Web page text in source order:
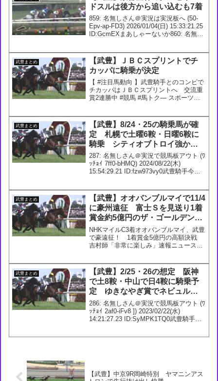
ドスルは後方から追い込むも7着
859: 名無しさん＠実況は実況板へ (50-
Epv-ap-FD3) 2026/01/04(日) 15:33:21.25
ID:GcmEXまあしゃーないか860: 名無し
武豊まとめ
【武豊】ＪＢＣスプリントでチ
カッパに騎乗が決定
【 #注目馬動向 】武豊騎手とのコンビで
チカッパはＪＢＣスプリントへ 交流重
賞2連勝中 #競馬 #馬トク— スポーツ報
へ (Ub...
武豊まとめ
【武豊】8/24・25の騎乗馬が確
定 札幌で土曜6鞍・日曜6鞍に
騎乗 シティオブトロイ強かっ
たから凱旋門賞のアルリファー
が楽しみになる
287: 名無しさん＠実況で競馬板アウト (ﾜ
ｯﾁｮｲ 7ff0-bHMQ) 2024/08/22(木)
15:54:29.21 ID:fzw973vy0武豊騎手今週
武豊まとめ
【武豊】オオバンブルマイで11/4
に豪州遠征 富士Ｓを見送り1着
賞金約5億円のザ・ゴールデンイ
ーグルに出走へ
NHKマイルC3着オオバンブルマイ、武豊
で豪遠征！ 1着賞金5億円の高額決戦
吉村師「非常に楽しみ」速報ニュース公
2023602: 名無し...
武豊まとめ
【武豊】2/25・26の想定 阪神
で土8鞍・中山で日4鞍に騎乗予
定 ゆきなやぎ賞でネビュルー
ズ アーリントンCでオオバンブ
ルマイに騎乗が決定
286: 名無しさん＠実況で競馬板アウト (ﾜ
ｯﾁｮｲ 2af0-iFv8 ]) 2023/02/22(水)
14:21:27.23 ID:SyMPK1TQ0武豊騎手今
【武豊】中京9R岡崎特別 ヤマニンアス